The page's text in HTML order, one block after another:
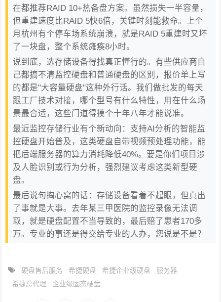
在都推荐RAID 10+热备盘方案。虽然损失一半容量，
但重建速度比RAID 5快6倍，关键时刻能救命。上个
月杭州有个停车场系统崩溃，就是RAID 5重建时又坏
了一块盘，整个系统瘫痪8小时。
说到底，选存储设备得找真正懂行的。有些供应商自
己都搞不清监控硬盘和普通硬盘的区别，报价单上写
的都是"大容量硬盘"这种外行话。我们做批发的每天
跟工厂技术对接，哪个型号有什么特性，用在什么场
景最合适，这些门道得摸个十年八年才能说准。
最近监控存储行业有个新动向：支持AI分析的智能监
控硬盘开始普及，这类硬盘自带视频预处理功能，能
把后端服务器的算力消耗降低40%。要是你们项目涉
及人脸识别或行为分析，强烈建议考虑这类新型硬
盘。
最后说句掏心窝的话：存储设备看着不起眼，但真出
了事就是大事。去年某三甲医院的监控录像无法调
取，就是硬盘配置不当导致的，最后赔了患者170多
万。专业的事还是得交给专业的人办，您说是不是？
硬盘售后服务 希捷硬盘 希捷企业级硬盘
服务器
希捷总代理
企业级固态硬盘